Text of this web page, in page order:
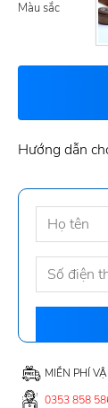
Màu sắc
Hướng dẫn
MIỄN PHÍ
0353 858